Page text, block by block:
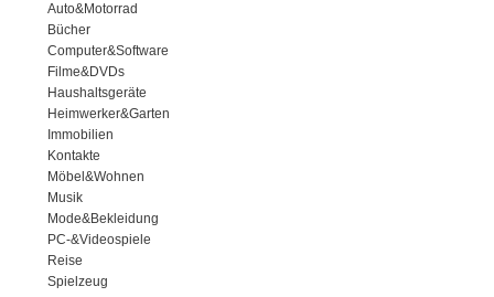
Auto&Motorrad
Bücher
Computer&Software
Filme&DVDs
Haushaltsgeräte
Heimwerker&Garten
Immobilien
Kontakte
Möbel&Wohnen
Musik
Mode&Bekleidung
PC-&Videospiele
Reise
Spielzeug